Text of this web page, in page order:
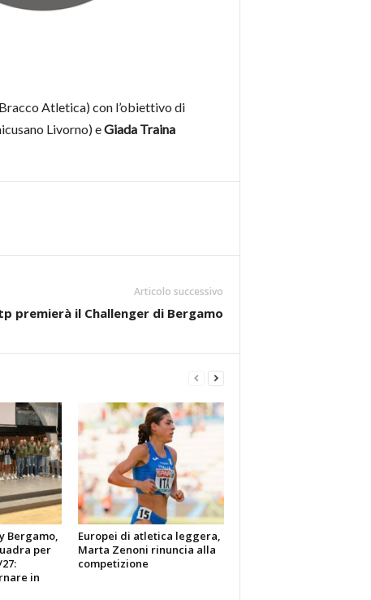
Atletica) con l’obiettivo di
Livorno) eGiada Traina
Articolo successivo
premierà il Challenger di Bergamo
Bergamo,
per
in
Europei di atletica leggera,
Marta Zenoni rinuncia alla
competizione